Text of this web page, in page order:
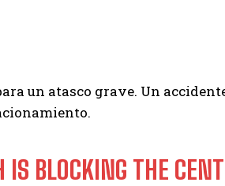
un atasco grave. Un
BLOCKING THE